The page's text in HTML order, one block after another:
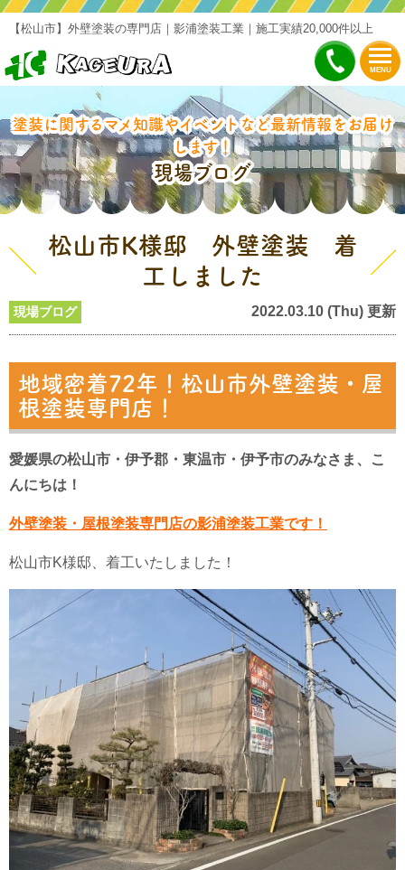
MENU
【松山市】外壁塗装の専門店｜影浦塗装工業｜施工実績20,000件以上
塗装に関するマメ知識やイベントなど最新情報をお届け
します！
現場ブログ
松山市K様邸 外壁塗装 着
工しました
現場ブログ 2022.03.10 (Thu) 更新
地域密着72年！松山市外壁塗装・屋
根塗装専門店！
愛媛県の松山市・伊予郡・東温市・伊予市のみなさま、こ
んにちは！
外壁塗装・屋根塗装専門店の影浦塗装工業です！
松山市K様邸、着工いたしました！